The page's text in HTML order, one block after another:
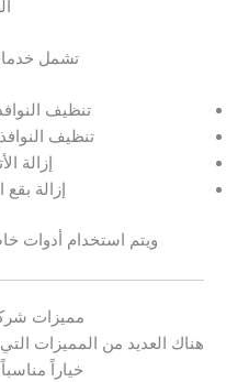
تشمل
تنظيف
تنظيف
إزالة
إزالة بقع
ويتم استخدام أدوات
مميزات
هناك العديد من المميزات
خياراً